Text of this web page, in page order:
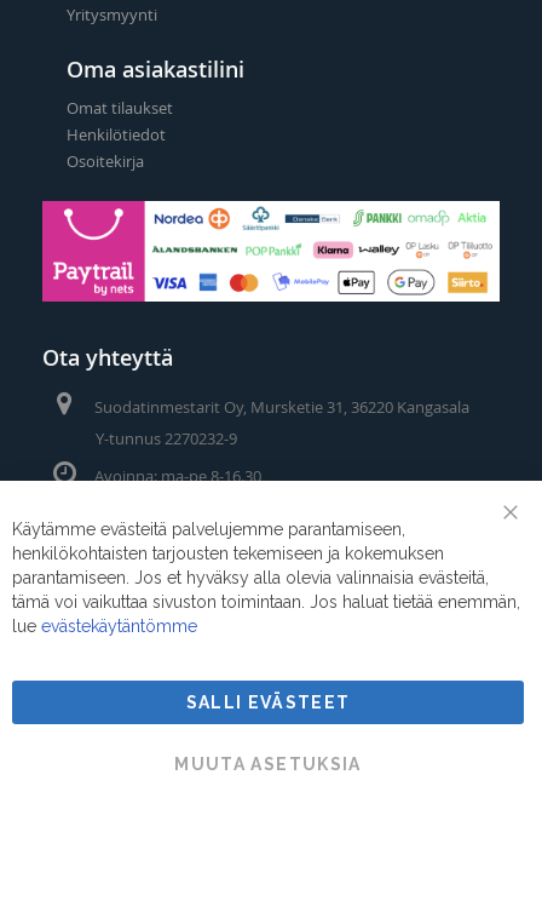
Yritysmyynti
Oma asiakastilini
Omat tilaukset
Henkilötiedot
Osoitekirja
Ota yhteyttä
Suodatinmestarit Oy, Mursketie 31, 36220 Kangasala
Y-tunnus 2270232-9
Avoinna: ma-pe 8-16.30
Puhelin/Whatsapp:
Sähköposti:myynti@suodatinmestarit.fi
Suodatinmestarit © 2026
Käytämme evästeitä palvelujemme parantamiseen,
henkilökohtaisten tarjousten tekemiseen ja kokemuksen
parantamiseen. Jos et hyväksy alla olevia valinnaisia evästeitä,
tämä voi vaikuttaa sivuston toimintaan. Jos haluat tietää enemmän,
lue evästekäytäntömme
SALLI EVÄSTEET
MUUTA ASETUKSIA